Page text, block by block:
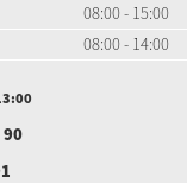
08:00 - 15:00
08:00 - 14:00
90